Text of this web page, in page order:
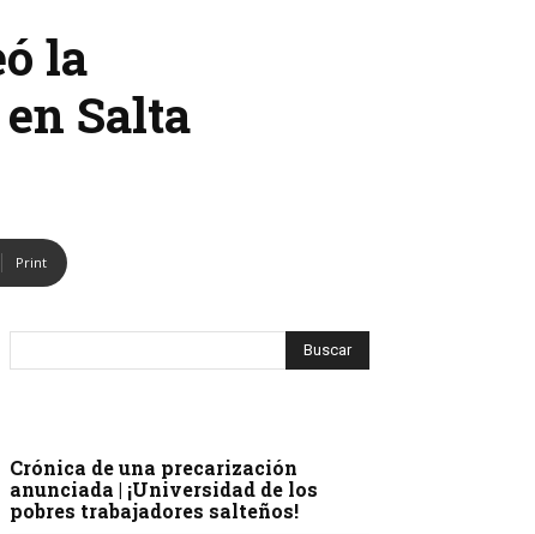
la
Salta
Print
Crónica de una precarización
anunciada | ¡Universidad de los
pobres trabajadores salteños!